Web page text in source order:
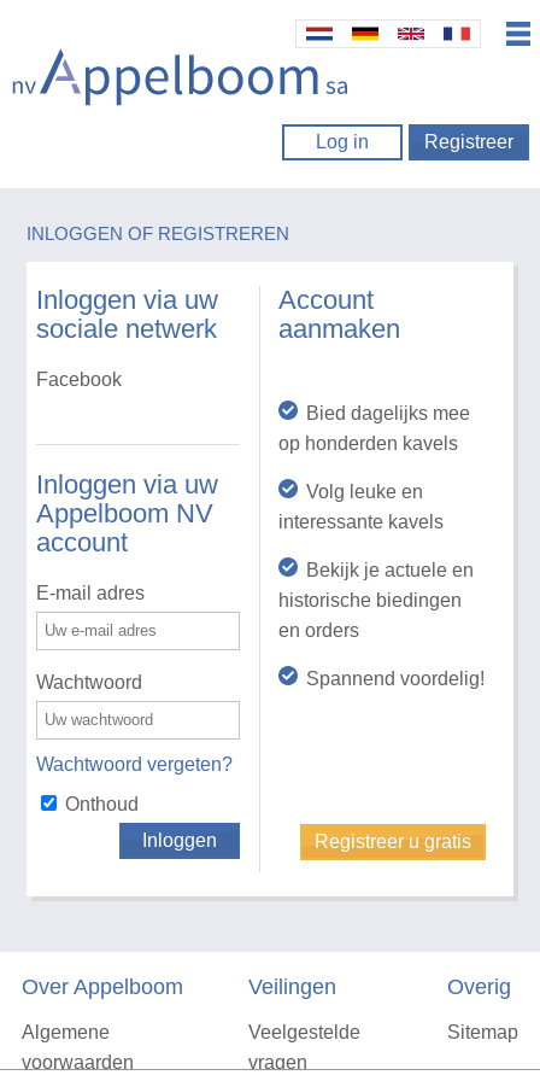
Log in Registreer
INLOGGEN OF REGISTREREN
Inloggen via uw
sociale netwerk
Facebook
Inloggen via uw
Appelboom NV
account
E-mail adres
Wachtwoord
Wachtwoord vergeten?
Onthoud
Inloggen
Account
aanmaken
Bied dagelijks mee
op honderden kavels
Volg leuke en
interessante kavels
Bekijk je actuele en
historische biedingen
en orders
Spannend voordelig!
Registreer u gratis
Over Appelboom
Algemene
voorwaarden
Veilingen
Veelgestelde
vragen
Overig
Sitemap